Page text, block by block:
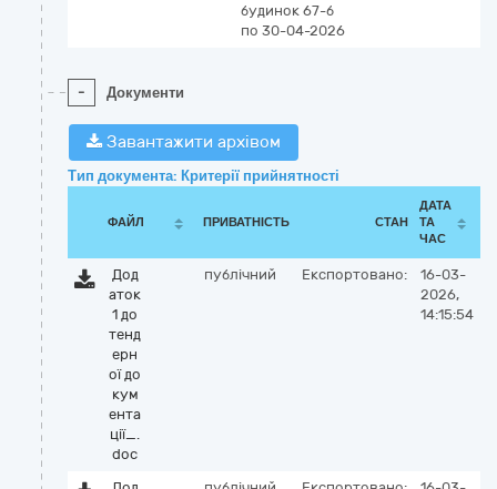
будинок 67-б
по 30-04-2026
- Документи
Завантажити архівом
Тип документа: Критерії прийнятності
ФАЙЛ ПРИВАТНІСТЬ СТАН
ДАТА
ТА
ЧАС
Дод
аток
1 до
тенд
ерн
ої до
кум
ента
ції_.
doc
публічний Експортовано:
16-03-
2026,
14:15:54